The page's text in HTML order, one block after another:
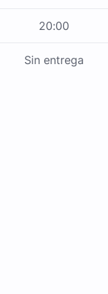
20:00
Sin entrega